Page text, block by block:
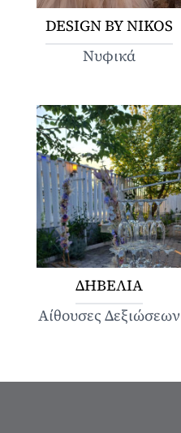
DESIGN BY NIKOS
Νυφικά
ΔΗΒΕΛΙΑ
Αίθουσες Δεξιώσεων